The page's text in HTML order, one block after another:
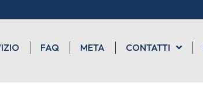
FAQ META CONTATTI